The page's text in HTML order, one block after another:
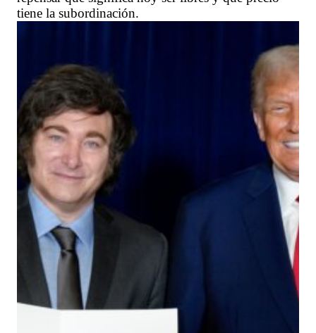
tiene la subordinación.